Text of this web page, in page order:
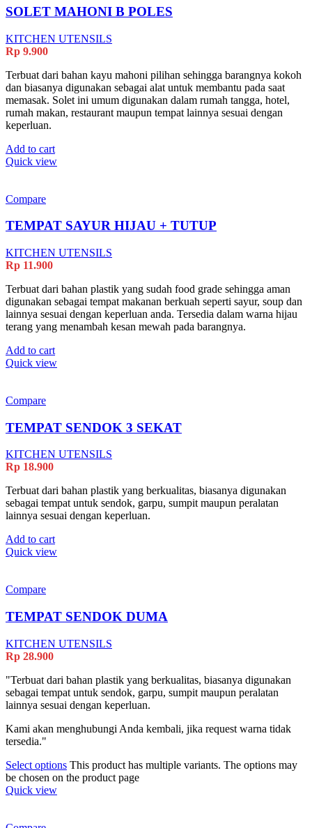
SOLET MAHONI B POLES
KITCHEN UTENSILS
Rp 9.900
Terbuat dari bahan kayu mahoni pilihan sehingga barangnya kokoh
dan biasanya digunakan sebagai alat untuk membantu pada saat
memasak. Solet ini umum digunakan dalam rumah tangga, hotel,
rumah makan, restaurant maupun tempat lainnya sesuai dengan
keperluan.
Add to cart
Quick view
Compare
TEMPAT SAYUR HIJAU + TUTUP
KITCHEN UTENSILS
Rp 11.900
Terbuat dari bahan plastik yang sudah food grade sehingga aman
digunakan sebagai tempat makanan berkuah seperti sayur, soup dan
lainnya sesuai dengan keperluan anda. Tersedia dalam warna hijau
terang yang menambah kesan mewah pada barangnya.
Add to cart
Quick view
Compare
TEMPAT SENDOK 3 SEKAT
KITCHEN UTENSILS
Rp 18.900
Terbuat dari bahan plastik yang berkualitas, biasanya digunakan
sebagai tempat untuk sendok, garpu, sumpit maupun peralatan
lainnya sesuai dengan keperluan.
Add to cart
Quick view
Compare
TEMPAT SENDOK DUMA
KITCHEN UTENSILS
Rp 28.900
"Terbuat dari bahan plastik yang berkualitas, biasanya digunakan
sebagai tempat untuk sendok, garpu, sumpit maupun peralatan
lainnya sesuai dengan keperluan.
Kami akan menghubungi Anda kembali, jika request warna tidak
tersedia."
Select options This product has multiple variants. The options may
be chosen on the product page
Quick view